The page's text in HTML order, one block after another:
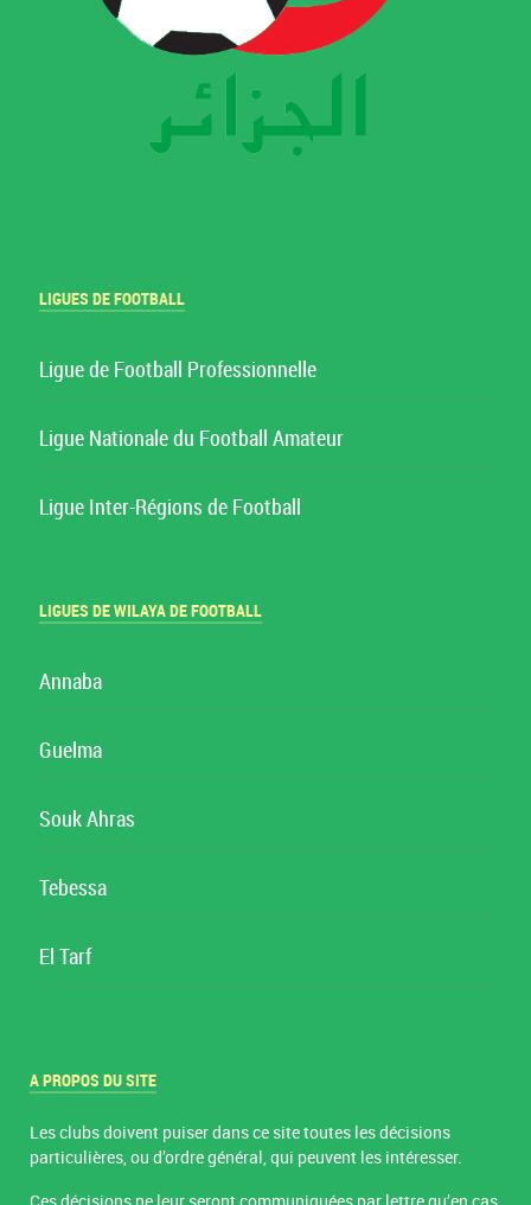
LIGUES DE FOOTBALL
Ligue de Football Professionnelle
Ligue Nationale du Football Amateur
Ligue Inter-Régions de Football
LIGUES DE WILAYA DE FOOTBALL
Annaba
Guelma
Souk Ahras
Tebessa
El Tarf
A PROPOS DU SITE
Les clubs doivent puiser dans ce site toutes les décisions
particulières, ou d’ordre général, qui peuvent les intéresser.